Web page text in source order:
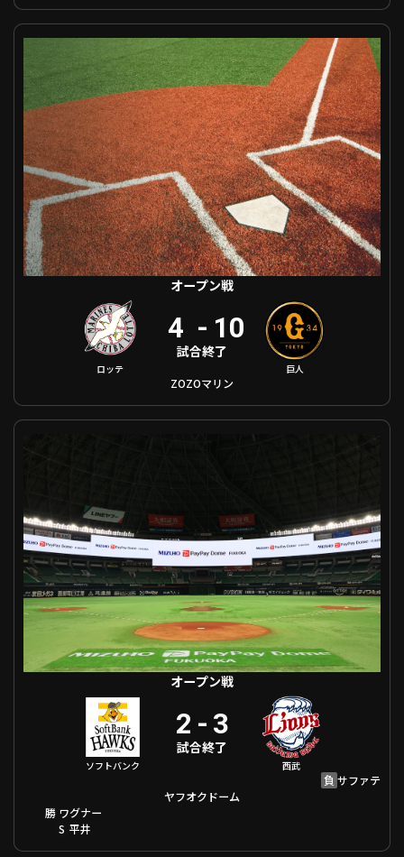
利用規約 プライバシーポリシー
運営会社（別ウィンドウで開く） よくある質問
特定商取引法の表示 アルバイト募集（別ウィンドウで開く
動画を検索（選手・チーム・プレー内容…）
オープン戦 千葉ロッテ VS 巨人
オープン戦
ロッテ
4 - 10
試合終了
巨人
ZOZOマリン
オープン戦 福岡ソフトバンク VS 埼玉西武
オープン戦
ソフトバンク
2 - 3
試合終了
西武
負 サファテ
ヤフオクドーム
勝 ワグナー
S 平井